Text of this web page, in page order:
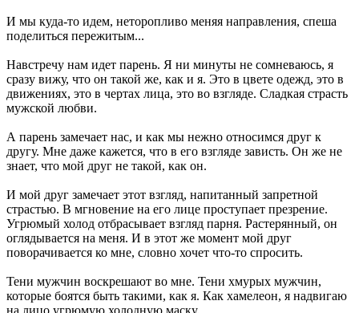
И мы куда-то идем, неторопливо меняя направления, спеша
поделиться пережитым...
Навстречу нам идет парень. Я ни минуты не сомневаюсь, я
сразу вижу, что он такой же, как и я. Это в цвете одежд, это в
движениях, это в чертах лица, это во взгляде. Сладкая страсть
мужской любви.
А парень замечает нас, и как мы нежно относимся друг к
другу. Мне даже кажется, что в его взгляде зависть. Он же не
знает, что мой друг не такой, как он.
И мой друг замечает этот взгляд, напитанный запретной
страстью. В мгновение на его лице проступает презрение.
Угрюмый холод отбрасывает взгляд парня. Растерянный, он
оглядывается на меня. И в этот же момент мой друг
поворачивается ко мне, словно хочет что-то спросить.
Тени мужчин воскрешают во мне. Тени хмурых мужчин,
которые боятся быть такими, как я. Как хамелеон, я надвигаю
на лицо угрюмую холодную маску.